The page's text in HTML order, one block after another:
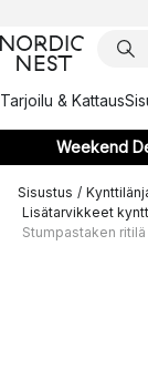
Tarjoilu & Kattaus
Weekend
Sisustus /
Lisätarvikkeet
Stumpastaken